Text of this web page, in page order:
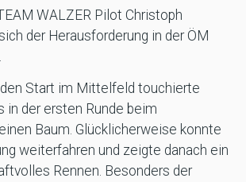
WALZER Pilot Christoph
der Herausforderung in der ÖM
Start im Mittelfeld touchierte
in der ersten Runde beim
Baum. Glücklicherweise konnte
weiterfahren und zeigte danach ein
Rennen. Besonders der